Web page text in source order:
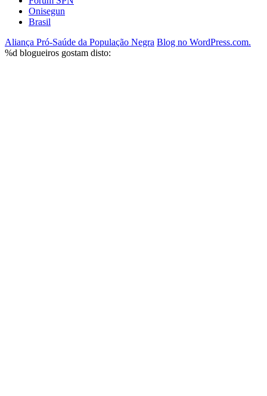
Onisegun
Brasil
Aliança Pró-Saúde da População Negra Blog no WordPress.com.
%d blogueiros gostam disto: